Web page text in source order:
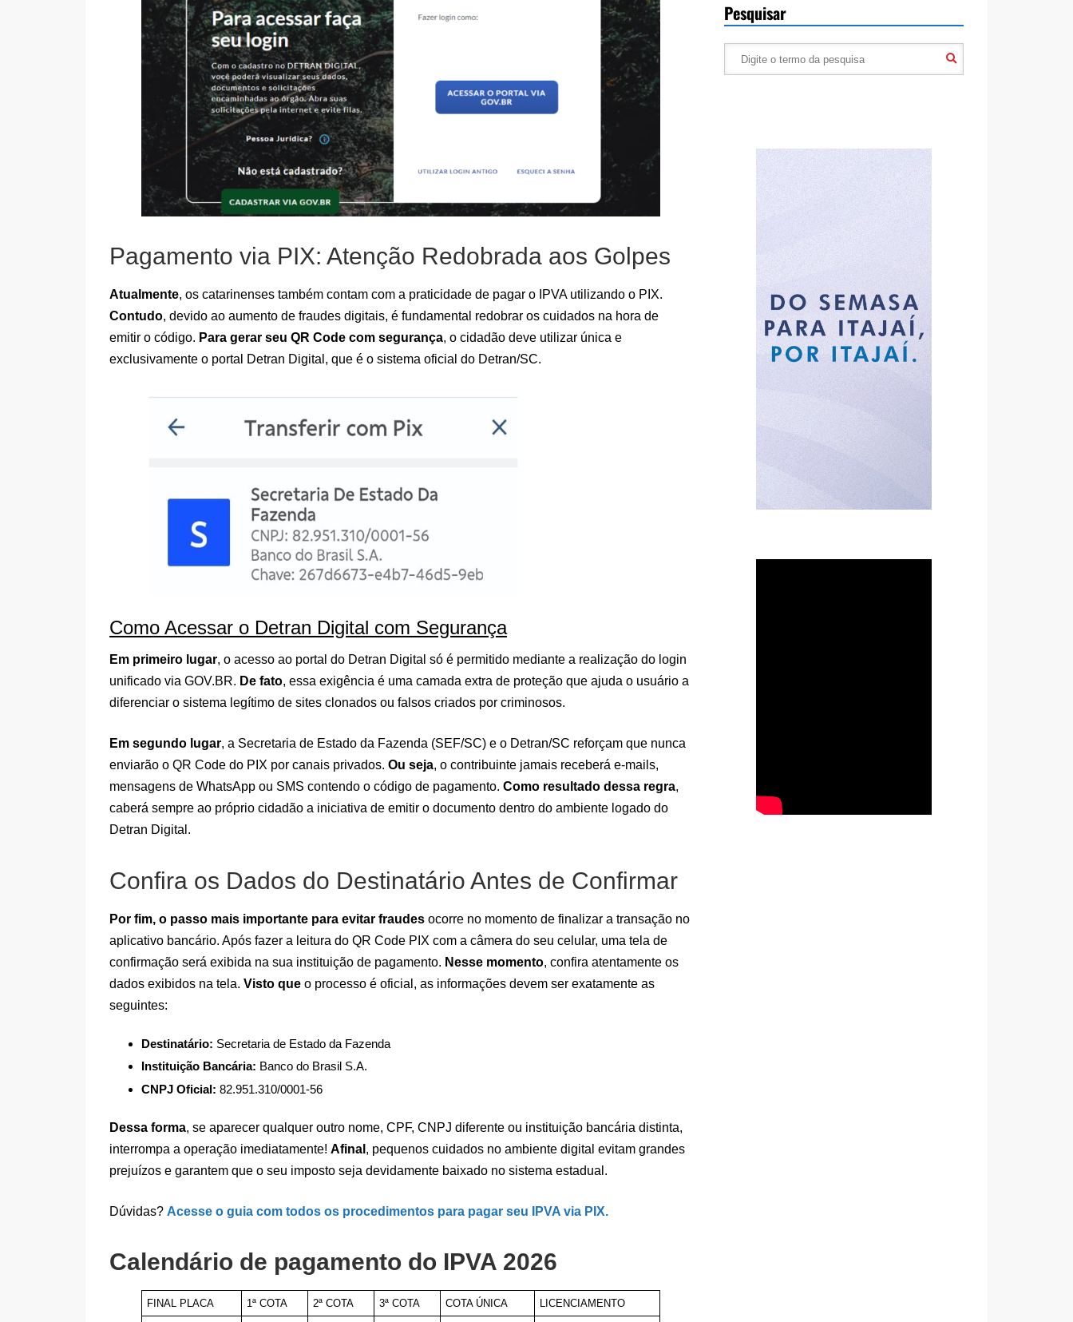
Pagamento via PIX: Atenção Redobrada aos Golpes
Atualmente, os catarinenses também contam com a praticidade de pagar o IPVA utilizando o PIX.
Contudo, devido ao aumento de fraudes digitais, é fundamental redobrar os cuidados na hora de
emitir o código. Para gerar seu QR Code com segurança, o cidadão deve utilizar única e
exclusivamente o portal Detran Digital, que é o sistema oficial do Detran/SC.
Como Acessar o Detran Digital com Segurança
Em primeiro lugar, o acesso ao portal do Detran Digital só é permitido mediante a realização do login
unificado via GOV.BR. De fato, essa exigência é uma camada extra de proteção que ajuda o usuário a
diferenciar o sistema legítimo de sites clonados ou falsos criados por criminosos.
Em segundo lugar, a Secretaria de Estado da Fazenda (SEF/SC) e o Detran/SC reforçam que nunca
enviarão o QR Code do PIX por canais privados. Ou seja, o contribuinte jamais receberá e-mails,
mensagens de WhatsApp ou SMS contendo o código de pagamento. Como resultado dessa regra,
caberá sempre ao próprio cidadão a iniciativa de emitir o documento dentro do ambiente logado do
Detran Digital.
Confira os Dados do Destinatário Antes de Confirmar
Por fim, o passo mais importante para evitar fraudes ocorre no momento de finalizar a transação no
aplicativo bancário. Após fazer a leitura do QR Code PIX com a câmera do seu celular, uma tela de
confirmação será exibida na sua instituição de pagamento. Nesse momento, confira atentamente os
dados exibidos na tela. Visto que o processo é oficial, as informações devem ser exatamente as
seguintes:
Destinatário: Secretaria de Estado da Fazenda
Instituição Bancária: Banco do Brasil S.A.
CNPJ Oficial: 82.951.310/0001-56
Dessa forma, se aparecer qualquer outro nome, CPF, CNPJ diferente ou instituição bancária distinta,
interrompa a operação imediatamente! Afinal , pequenos cuidados no ambiente digital evitam grandes
prejuízos e garantem que o seu imposto seja devidamente baixado no sistema estadual.
Dúvidas? Acesse o guia com todos os procedimentos para pagar seu IPVA via PIX.
Calendário de pagamento do IPVA 2026
FINAL PLACA 1ª COTA 2ª COTA 3ª COTA COTA ÚNICA LICENCIAMENTO
Pesquisar